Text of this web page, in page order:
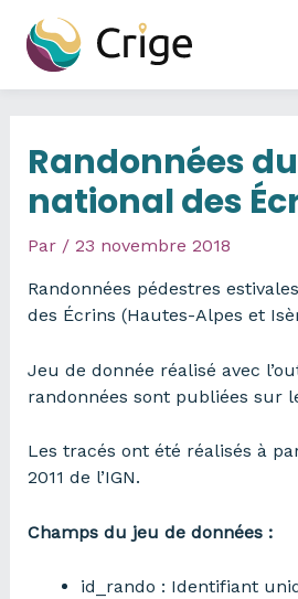
contenu
Randonnées
national des
Par / 23 novembre 2018
Randonnées pédestres
des Écrins (Hautes-Alpes et
Jeu de donnée réalisé avec
randonnées sont publiées sur
Les tracés ont été réalisés à
2011 de l’IGN.
Champs du jeu de données :
id_rando : Identifiant